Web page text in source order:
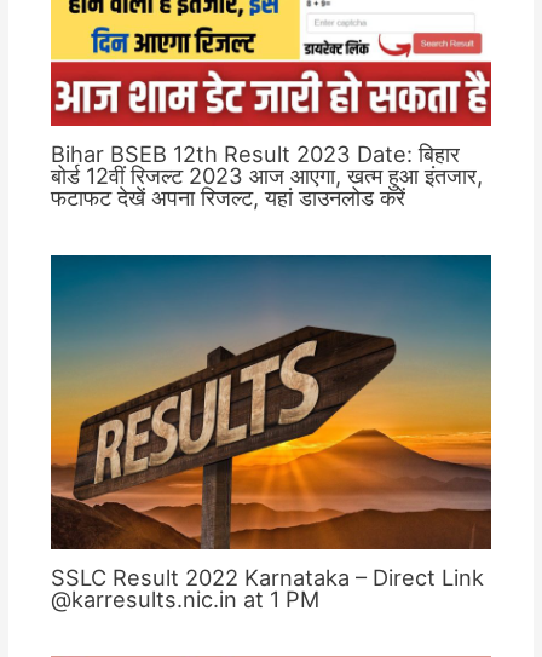
Bihar BSEB 12th Result 2023 Date: बिहार
बोर्ड 12वीं रिजल्ट 2023 आज आएगा, खत्म हुआ इंतजार,
फटाफट देखें अपना रिजल्ट, यहां डाउनलोड करें
SSLC Result 2022 Karnataka – Direct Link
@karresults.nic.in at 1 PM